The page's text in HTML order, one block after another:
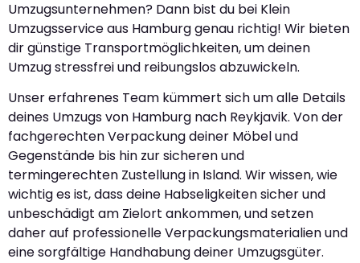
Umzugsunternehmen? Dann bist du bei Klein
Umzugsservice aus Hamburg genau richtig! Wir bieten
dir günstige Transportmöglichkeiten, um deinen
Umzug stressfrei und reibungslos abzuwickeln.
Unser erfahrenes Team kümmert sich um alle Details
deines Umzugs von Hamburg nach Reykjavik. Von der
fachgerechten Verpackung deiner Möbel und
Gegenstände bis hin zur sicheren und
termingerechten Zustellung in Island. Wir wissen, wie
wichtig es ist, dass deine Habseligkeiten sicher und
unbeschädigt am Zielort ankommen, und setzen
daher auf professionelle Verpackungsmaterialien und
eine sorgfältige Handhabung deiner Umzugsgüter.